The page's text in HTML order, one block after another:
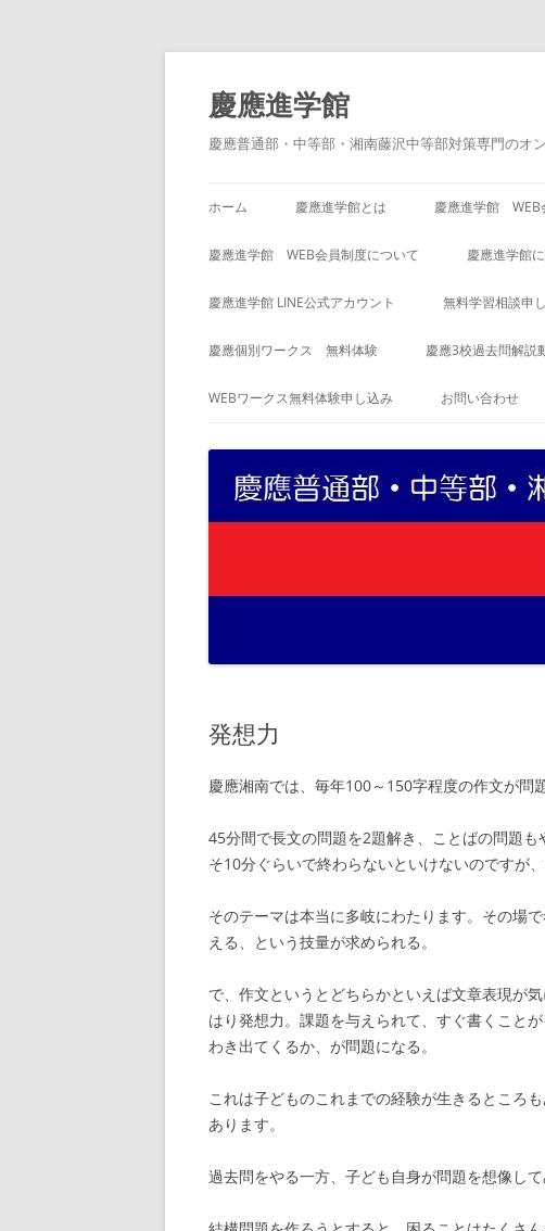
コ
テ
ン
ツ
へ
ス
慶應進学館
慶應普通部・中等部・湘南藤沢中等部対策専門のオ
ホーム 慶應進学館とは 慶應進学館 WEB
慶應進学館 WEB会員制度について 慶應進学館
慶應進学館 LINE公式アカウント 無料学習相談申
慶應個別ワークス 無料体験 慶應3校過去問解説
WEBワークス無料体験申し込み お問い合わせ
発想力
慶應湘南では、毎年100～150字程度の作文が問
45分間で長文の問題を2題解き、ことばの問題
そ10分ぐらいで終わらないといけないのですが
そのテーマは本当に多岐にわたります。その場
える、という技量が求められる。
で、作文というとどちらかといえば文章表現が
はり発想力。課題を与えられて、すぐ書くこと
わき出てくるか、が問題になる。
これは子どものこれまでの経験が生きるところ
あります。
過去問をやる一方、子ども自身が問題を想像し